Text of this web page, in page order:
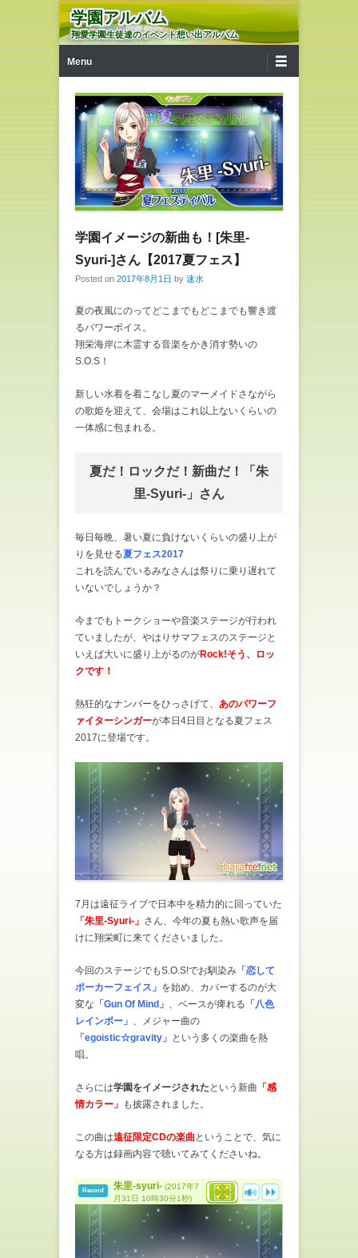
学園アルバム
翔愛学園生徒達のイベント想い出アルバム
Menu
学園イメージの新曲も！[朱里-
Syuri-]さん【2017夏フェス】
Posted on 2017年8月1日 by 速水
夏の夜風にのってどこまでもどこまでも響き渡
るパワーボイス。
翔栄海岸に木霊する音楽をかき消す勢いの
S.O.S！
新しい水着を着こなし夏のマーメイドさながら
の歌姫を迎えて、会場はこれ以上ないくらいの
一体感に包まれる。
夏だ！ロックだ！新曲だ！「朱
里-Syuri-」さん
毎日毎晩、暑い夏に負けないくらいの盛り上が
りを見せる夏フェス2017
これを読んでいるみなさんは祭りに乗り遅れて
いないでしょうか？
今までもトークショーや音楽ステージが行われ
ていましたが、やはりサマフェスのステージと
いえば大いに盛り上がるのがRock!そう、ロッ
クです！
熱狂的なナンバーをひっさげて、 あのパワーフ
ァイターシンガーが本日4日目となる夏フェス
2017に登場です。
7月は遠征ライブで日本中を精力的に回っていた
「朱里-Syuri-」 さん、今年の夏も熱い歌声を届
けに翔栄町に来てくださいました。
今回のステージでもS.O.S!でお馴染み 「恋して
ポーカーフェイス」 を始め、カバーするのが大
変な 「Gun Of Mind」 、ベースが痺れる 「八色
レインボー」 、メジャー曲の
「egoistic☆gravity」 という多くの楽曲を熱
唱。
さらには学園をイメージされた という新曲 「感
情カラー」 も披露されました。
この曲は遠征限定CDの楽曲 ということで、気に
なる方は録画内容で聴いてみてくださいね。